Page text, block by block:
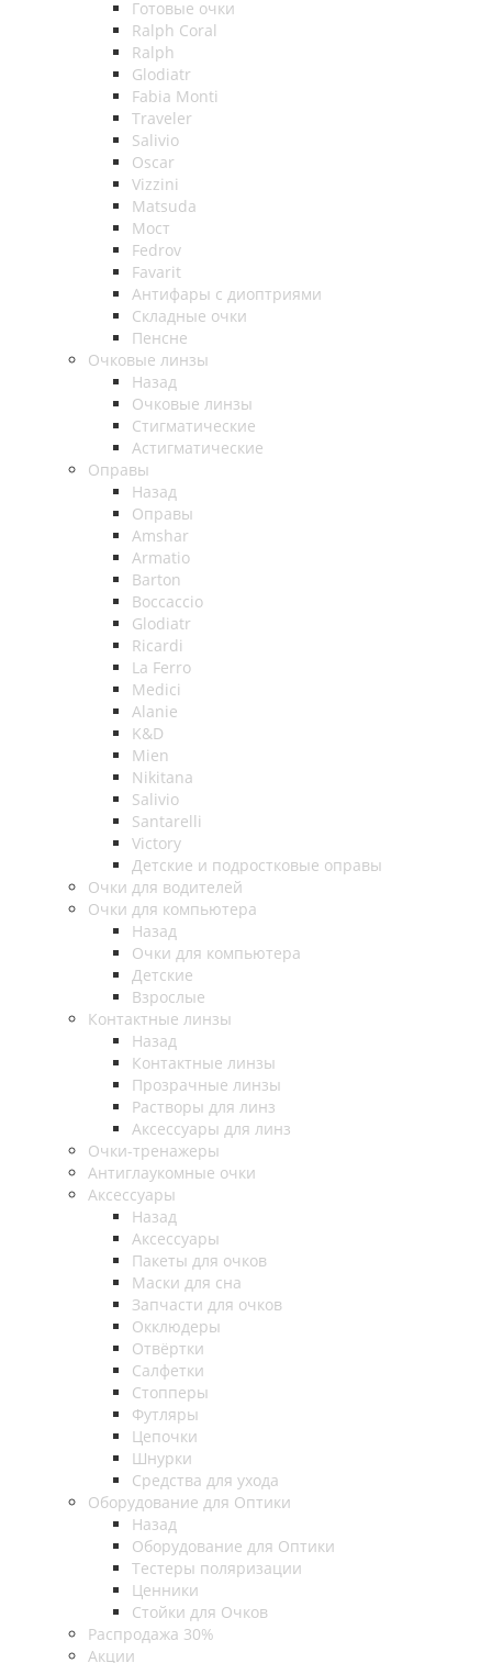
Готовые очки
Ralph Coral
Ralph
Glodiatr
Fabia Monti
Traveler
Salivio
Oscar
Vizzini
Matsuda
Мост
Fedrov
Favarit
Антифары с диоптриями
Складные очки
Пенсне
Очковые линзы
Назад
Очковые линзы
Стигматические
Астигматические
Оправы
Назад
Оправы
Amshar
Armatio
Barton
Boccaccio
Glodiatr
Ricardi
La Ferro
Medici
Alanie
K&D
Mien
Nikitana
Salivio
Santarelli
Victory
Детские и подростковые оправы
Очки для водителей
Очки для компьютера
Назад
Очки для компьютера
Детские
Взрослые
Контактные линзы
Назад
Контактные линзы
Прозрачные линзы
Растворы для линз
Аксессуары для линз
Очки-тренажеры
Антиглаукомные очки
Аксессуары
Назад
Аксессуары
Пакеты для очков
Маски для сна
Запчасти для очков
Окклюдеры
Отвёртки
Салфетки
Стопперы
Футляры
Цепочки
Шнурки
Средства для ухода
Оборудование для Оптики
Назад
Оборудование для Оптики
Тестеры поляризации
Ценники
Стойки для Очков
Распродажа 30%
Акции